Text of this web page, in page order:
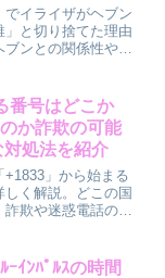
イライザがヘブン
と切り捨てた理由
ブンとの関係性やト
説する記事です。
番号はどこか
か詐欺の可能
処法を紹介
」から始まる
く解説。どこの国
欺や迷惑電話の可
い番号への対処に
ｰｲﾝﾊﾟﾙｽの時間